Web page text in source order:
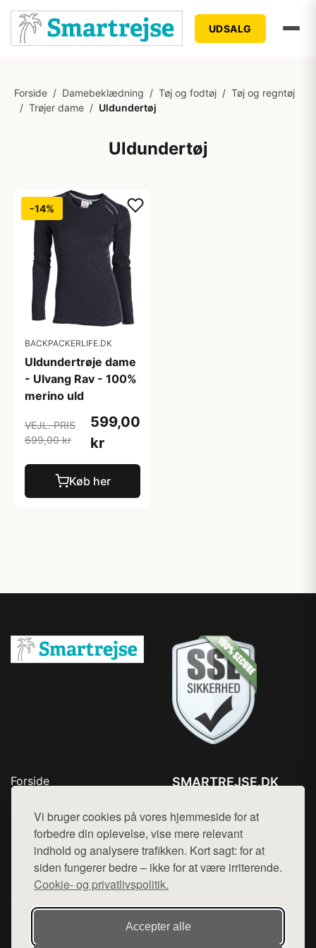
Vi bruger cookies på vores hjemmeside for at
forbedre din oplevelse, vise mere relevant
indhold og analysere trafikken. Kort sagt: for at
siden fungerer bedre – ikke for at være irriterende.
Cookie- og privatlivspolitik.
Accepter alle
UDSALG
Forside / Damebeklædning / Tøj og fodtøj / Tøj og regntøj
/ Trøjer dame / Uldundertøj
Uldundertøj
-14%
BACKPACKERLIFE.DK
Uldundertrøje dame
- Ulvang Rav - 100%
merino uld
VEJL. PRIS
699,00 kr
599,00
kr
Køb her
Forside
Top Rabatter
Kontakt
SMARTREJSE.DK
Mail: hej@want.dk
Cookie- og privatlivspolitik
Denne side er en del af want.dk, der udgiver en række
hjemmesider med præsentation af forskellige produkter fra